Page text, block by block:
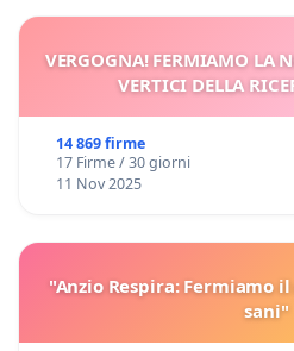
VERGOGNA! FERMIAMO LA
VERTICI DELLA
14 869 firme
17 Firme / 30 giorni
11 Nov 2025
"Anzio Respira: Fermiamo
sani"